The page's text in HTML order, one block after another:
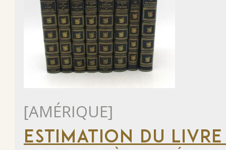
[AMÉRIQUE]
ESTIMATION DU